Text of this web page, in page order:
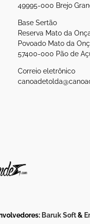
49995-000 Brejo
Base Sertão
Reserva Mato da
Povoado Mato da
57400-000 Pão de
Correio eletrônico
Baruk Soft&